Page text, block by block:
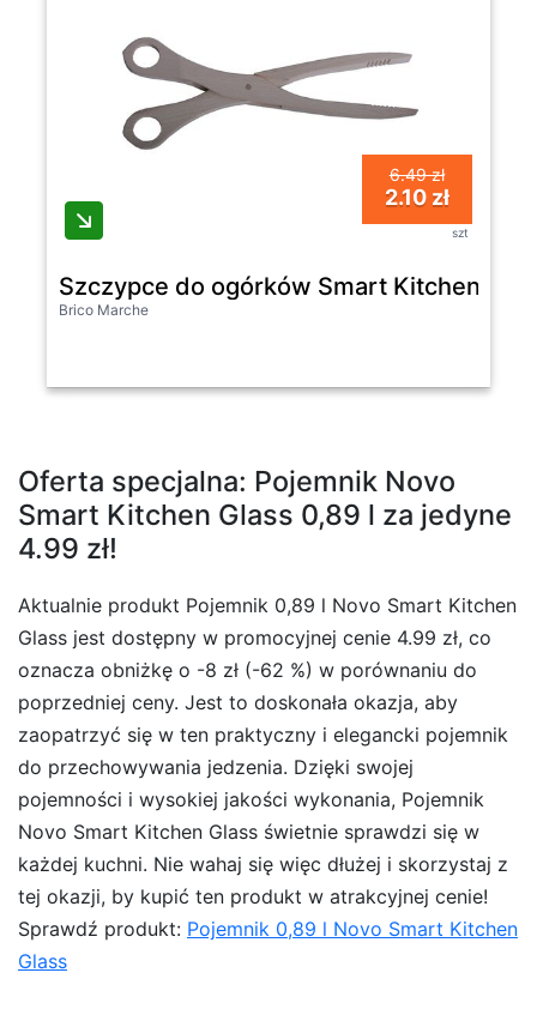
6.49 zł
2.10 zł
szt
Szczypce do ogórków Smart Kitchen
Brico Marche
Oferta specjalna: Pojemnik Novo
Smart Kitchen Glass 0,89 l za jedyne
4.99 zł!
Aktualnie produkt Pojemnik 0,89 l Novo Smart Kitchen
Glass jest dostępny w promocyjnej cenie 4.99 zł, co
oznacza obniżkę o -8 zł (-62 %) w porównaniu do
poprzedniej ceny. Jest to doskonała okazja, aby
zaopatrzyć się w ten praktyczny i elegancki pojemnik
do przechowywania jedzenia. Dzięki swojej
pojemności i wysokiej jakości wykonania, Pojemnik
Novo Smart Kitchen Glass świetnie sprawdzi się w
każdej kuchni. Nie wahaj się więc dłużej i skorzystaj z
tej okazji, by kupić ten produkt w atrakcyjnej cenie!
Sprawdź produkt: Pojemnik 0,89 l Novo Smart Kitchen
Glass